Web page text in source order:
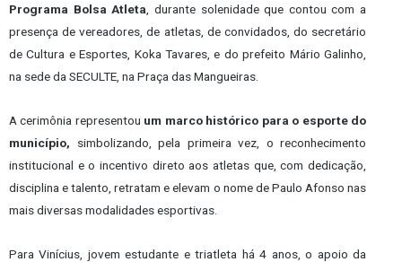
Programa Bolsa Atleta , durante solenidade que contou com a
presença de vereadores, de atletas, de convidados, do secretário
de Cultura e Esportes, Koka Tavares, e do prefeito Mário Galinho,
na sede da SECULTE, na Praça das Mangueiras.
A cerimônia representou um marco histórico para o esporte do
município, simbolizando, pela primeira vez, o reconhecimento
institucional e o incentivo direto aos atletas que, com dedicação,
disciplina e talento, retratam e elevam o nome de Paulo Afonso nas
mais diversas modalidades esportivas.
Para Vinícius, jovem estudante e triatleta há 4 anos, o apoio da